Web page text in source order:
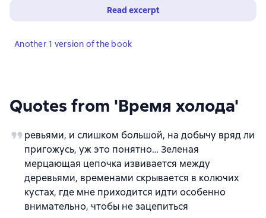
Quotes from 'Время холода'
ревьями, и слишком большой, на добычу вряд ли
пригожусь, уж это понятно… Зеленая
мерцающая цепочка извивается между
деревьями, временами скрывается в колючих
кустах, где мне приходится идти особенно
внимательно, чтобы не зацепиться
Read excerpt
Another 1 version of the book